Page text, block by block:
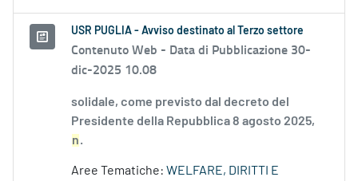
USR PUGLIA - Avviso destinato al Terzo settore
Contenuto Web - Data di Pubblicazione 30-
dic-2025 10.08
solidale, come previsto dal decreto del
Presidente della Repubblica 8 agosto 2025,
n.
Aree Tematiche: WELFARE, DIRITTI E